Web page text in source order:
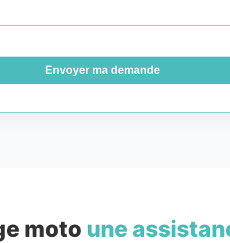
Envoyer ma demande
moto une